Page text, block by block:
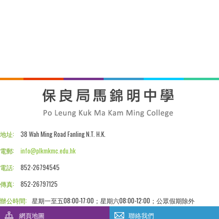
地址:
38 Wah Ming Road Fanling N.T. H.K.
電郵:
info@plkmkmc.edu.hk
電話:
852-26794545
傳真:
852-26797125
辦公時間: 星期一至五08:00-17:00；星期六08:00-12:00；公眾假期除外
網頁地圖
聯絡我們